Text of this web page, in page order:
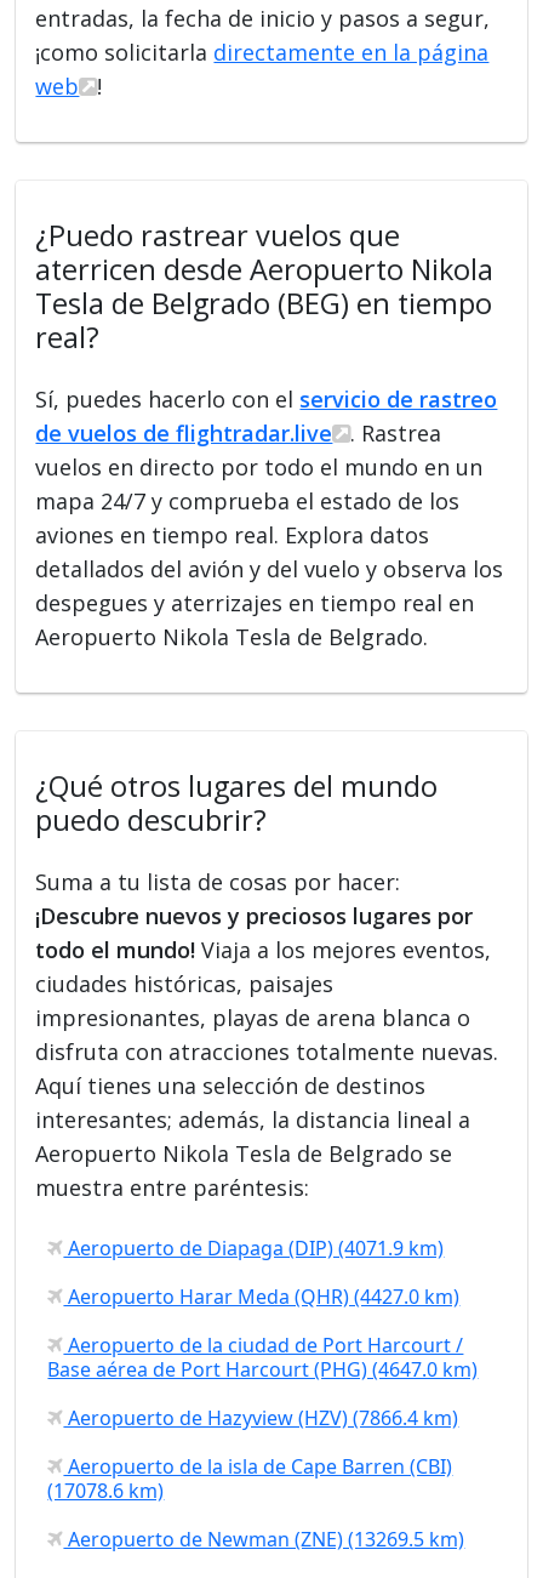
entradas, la fecha de inicio y pasos a segur,
¡como solicitarla directamente en la página
web
!
¿Puedo rastrear vuelos que
aterricen desde Aeropuerto Nikola
Tesla de Belgrado (BEG) en tiempo
real?
Sí, puedes hacerlo con el servicio de rastreo
de vuelos de flightradar.live
. Rastrea
vuelos en directo por todo el mundo en un
mapa 24/7 y comprueba el estado de los
aviones en tiempo real. Explora datos
detallados del avión y del vuelo y observa los
despegues y aterrizajes en tiempo real en
Aeropuerto Nikola Tesla de Belgrado.
¿Qué otros lugares del mundo
puedo descubrir?
Suma a tu lista de cosas por hacer:
¡Descubre nuevos y preciosos lugares por
todo el mundo! Viaja a los mejores eventos,
ciudades históricas, paisajes
impresionantes, playas de arena blanca o
disfruta con atracciones totalmente nuevas.
Aquí tienes una selección de destinos
interesantes; además, la distancia lineal a
Aeropuerto Nikola Tesla de Belgrado se
muestra entre paréntesis:
Aeropuerto de Diapaga (DIP) (4071.9 km)
Aeropuerto Harar Meda (QHR) (4427.0 km)
Aeropuerto de la ciudad de Port Harcourt /
Base aérea de Port Harcourt (PHG) (4647.0 km)
Aeropuerto de Hazyview (HZV) (7866.4 km)
Aeropuerto de la isla de Cape Barren (CBI)
(17078.6 km)
Aeropuerto de Newman (ZNE) (13269.5 km)